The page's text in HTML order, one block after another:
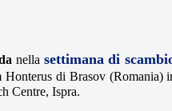
nella settimana di
Honterus di Brasov (Romania)
Centre, Ispra.